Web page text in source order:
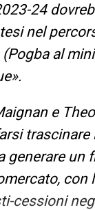
24
nel
al
e
generare
cessioni